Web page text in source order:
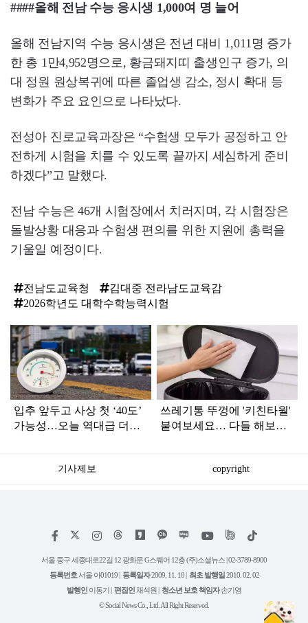
####올해 전남 수능 응시생 1,000여 명 늘어
올해 전남지역 수능 응시생은 전년 대비 1,011명 증가
한 총 1만4,952명으로, 황금돼지띠 출생인구 증가, 의
대 정원 원상복귀에 따른 졸업생 감소, 정시 확대 등
변화가 주요 요인으로 나타났다.
전성아 진로교육과장은 “수험생 모두가 공정하고 안
전하게 시험을 치를 수 있도록 끝까지 세심하게 준비
하겠다”고 말했다.
전남 수능은 46개 시험장에서 치러지며, 각 시험장은
돌발상황 대응과 수험생 편의를 위한 지원에 총력을
기울일 예정이다.
전남도교육청
김대중 전라남도교육감
2026학년도 대학수학능력시험
탑
라
인
입추 앞두고 사상 첫 ‘40도’
가능성…오늘 역대급 더위
쓰레기통 뚜껑에 '키친타월'
붙여보세요… 다들 해보라
기사제보 copyright
페
스
인
타
램
위
트
유
튜
틱
서울 중구 세종대로22길 12 광화문 G스퀘어 12층 (주)소셜뉴스 | 02-3789-8900
등록번호 서울 아01019 | 등록일자2009. 11. 10 | 최초 발행일2010. 02. 02
발행인 이동기 | 편집인채석원 | 청소년 보호 책임자손기영
© Social News Co., Ltd. All Right Reserved.